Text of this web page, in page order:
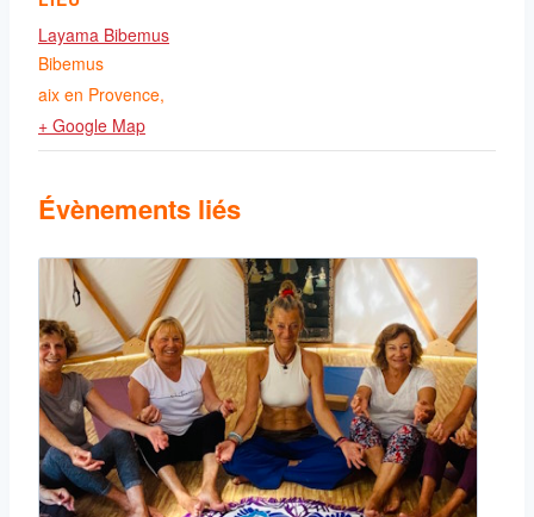
Layama Bibemus
Bibemus
aix en Provence,
+ Google Map
Évènements liés